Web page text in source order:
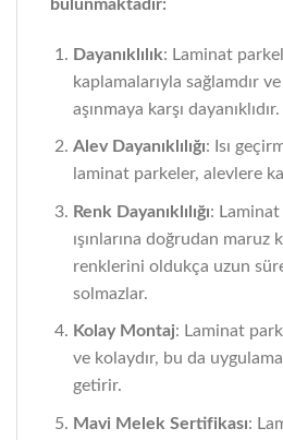
bulunmaktadır:
Dayanıklılık: Laminat
kaplamalarıyla sağlamdır
aşınmaya karşı dayanıklıdır.
Alev Dayanıklılığı: Isı
laminat parkeler, alevlere
Renk Dayanıklılığı:
ışınlarına doğrudan maruz
renklerini oldukça uzun
solmazlar.
Kolay Montaj: Laminat
ve kolaydır, bu da
getirir.
Mavi Melek Sertifikası: